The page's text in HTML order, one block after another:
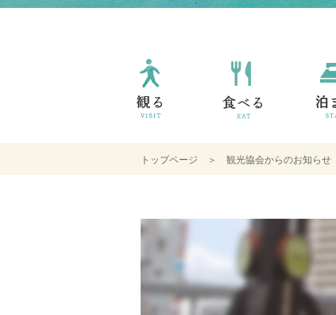
トップページ ＞ 観光協会からのお知らせ